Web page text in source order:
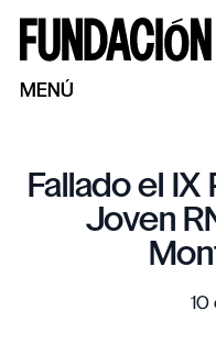
MENÚ
Fallado el
Joven
10